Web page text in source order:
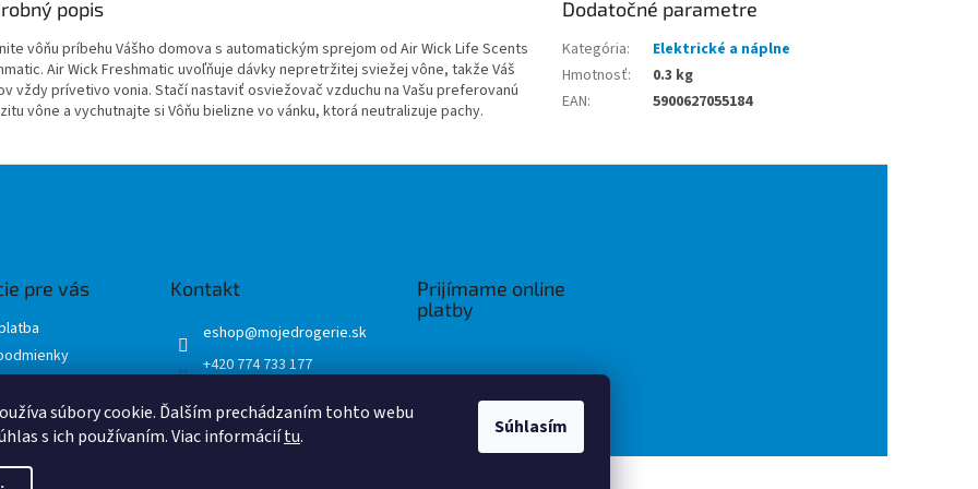
súbory cookie. Ďalším prechádzaním tohto webu
s ich používaním. Viac informáciítu. Súhlasím
popis
vôňu príbehu Vášho domova s automatickým sprejom od Air Wick Life Scents
Air Wick Freshmatic uvoľňuje dávky nepretržitej sviežej vône, takže Váš
vždy prívetivo vonia. Stačí nastaviť osviežovač vzduchu na Vašu preferovanú
vône a vychutnajte si Vôňu bielizne vo vánku, ktorá neutralizuje pachy.
Dodatočné parametre
Kategória:
Elektrické a náplne
Hmotnosť:
0.3 kg
EAN: 5900627055184
pre vás Kontakt
eshop@mojedrogerie.sk
+420 774 733 177
mojedrogerie.sk
Prijímame online
platby